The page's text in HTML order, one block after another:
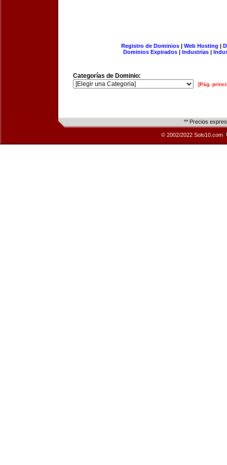
Registro de Dominios| Web Hosting |
Dominios Expirados | Industrias |
Categorías de Dominio:
[Pág.
** Precios
© 2002/2022 Solo10.com